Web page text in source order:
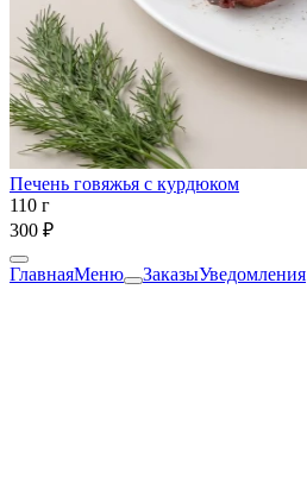
Печень говяжья с курдюком
110 г
300 ₽
ГлавнаяМеню ЗаказыУведомления